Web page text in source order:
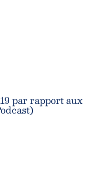
par rapport aux